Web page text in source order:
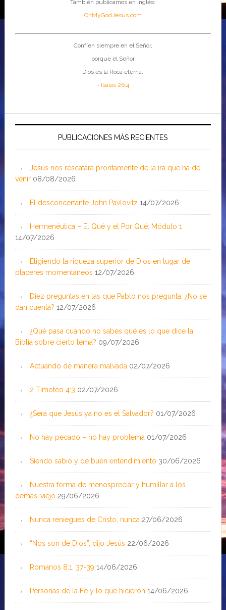
También publicamos en inglés:
OhMyGodJesus.com
Confíen siempre en el Señor,
porque el Señor
Dios es la Roca eterna.
- Isaías 26:4
PUBLICACIONES MÁS RECIENTES
Jesús nos rescatará prontamente de la ira que ha de
venir 08/08/2026
El desconcertante John Pavlovitz 14/07/2026
Hermenéutica – El Qué y el Por Qué: Módulo 1
14/07/2026
Eligiendo la riqueza superior de Dios en lugar de
placeres momentáneos 12/07/2026
Diez preguntas en las que Pablo nos pregunta: ¿No se
dan cuenta? 12/07/2026
¿Qué pasa cuando no sabes qué es lo que dice la
Biblia sobre cierto tema? 09/07/2026
Actuando de manera malvada 02/07/2026
2 Timoteo 4:3 02/07/2026
¿Será que Jesús ya no es el Salvador? 01/07/2026
No hay pecado – no hay problema 01/07/2026
Siendo sabio y de buen entendimiento 30/06/2026
Nuestra forma de menospreciar y humillar a los
demás-viejo 29/06/2026
Nunca reniegues de Cristo, nunca 27/06/2026
“Nos son de Dios”, dijo Jesús 22/06/2026
Romanos 8:1, 37-39 14/06/2026
Personas de la Fe y lo que hicieron 14/06/2026